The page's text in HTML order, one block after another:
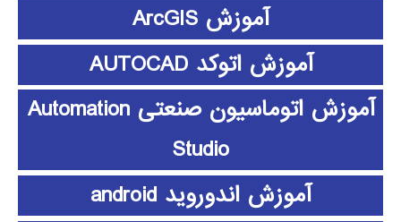
آموزش ArcGIS
آموزش اتوکد AUTOCAD
آموزش اتوماسیون صنعتی Automation
Studio
آموزش اندوروید android